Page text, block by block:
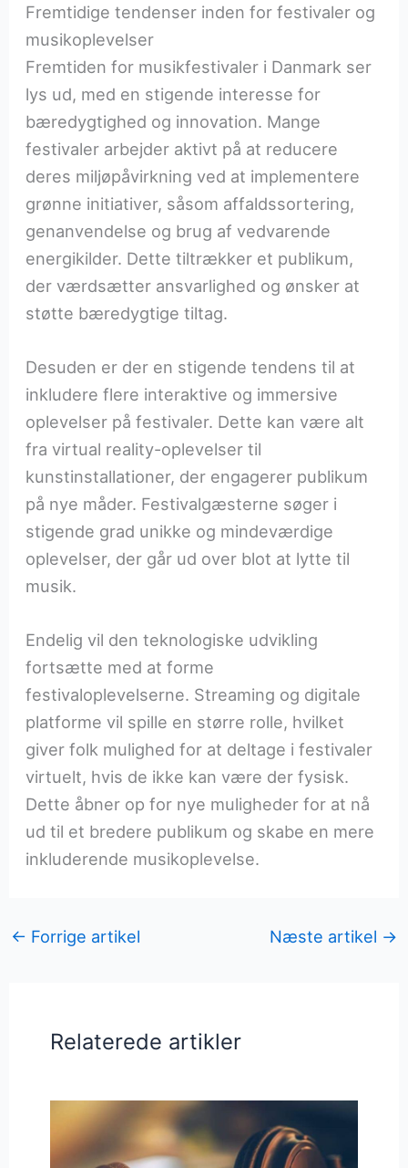
Fremtidige tendenser inden for festivaler og
musikoplevelser
Fremtiden for musikfestivaler i Danmark ser
lys ud, med en stigende interesse for
bæredygtighed og innovation. Mange
festivaler arbejder aktivt på at reducere
deres miljøpåvirkning ved at implementere
grønne initiativer, såsom affaldssortering,
genanvendelse og brug af vedvarende
energikilder. Dette tiltrækker et publikum,
der værdsætter ansvarlighed og ønsker at
støtte bæredygtige tiltag.
Desuden er der en stigende tendens til at
inkludere flere interaktive og immersive
oplevelser på festivaler. Dette kan være alt
fra virtual reality-oplevelser til
kunstinstallationer, der engagerer publikum
på nye måder. Festivalgæsterne søger i
stigende grad unikke og mindeværdige
oplevelser, der går ud over blot at lytte til
musik.
Endelig vil den teknologiske udvikling
fortsætte med at forme
festivaloplevelserne. Streaming og digitale
platforme vil spille en større rolle, hvilket
giver folk mulighed for at deltage i festivaler
virtuelt, hvis de ikke kan være der fysisk.
Dette åbner op for nye muligheder for at nå
ud til et bredere publikum og skabe en mere
inkluderende musikoplevelse.
← Forrige artikel Næste artikel →
Relaterede artikler